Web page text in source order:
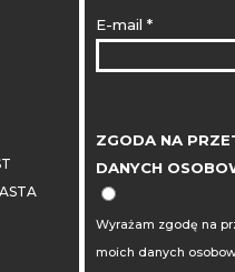
E-mail *
ZGODA NA
DANYCH
Wyrażam zgodę na
moich danych